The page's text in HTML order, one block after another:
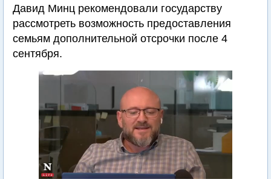
Давид Минц рекомендовали государству
рассмотреть возможность предоставления
семьям дополнительной отсрочки после 4
сентября.